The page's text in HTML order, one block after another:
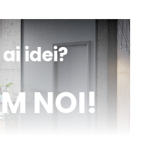
idei?
NOI!